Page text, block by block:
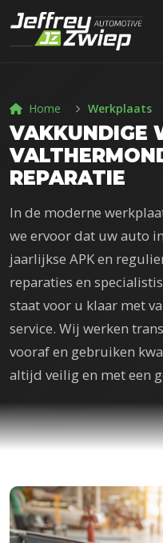
Home Werkplaats
VAKKUNDIGE
REPARATIE
In de moderne
we ervoor dat uw auto
jaarlijkse APK en
reparaties en
staat voor u klaar met
service. Wij werken
vooraf en gebruiken
altijd veilig en met een